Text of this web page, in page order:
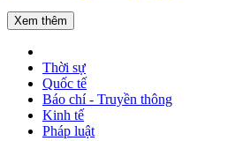
Xem thêm
Thời sự
Quốc tế
Báo chí - Truyền thông
Kinh tế
Pháp luật